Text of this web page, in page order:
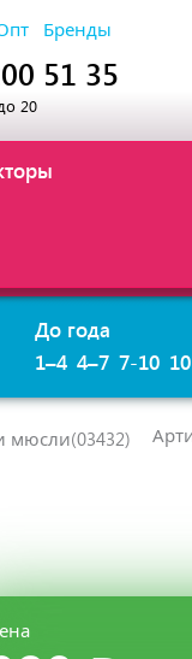
Бренды
51 35
20
До года
1–4 4–7 7-10
мюсли(03432)